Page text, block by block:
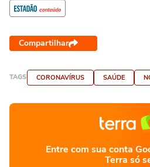
Compartilhar
TAGS CORONAVÍRUS SAÚDE
Entre com sua conta
Terra só